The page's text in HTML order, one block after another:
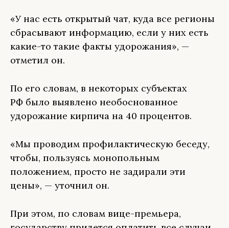
«У нас есть открытый чат, куда все регионы
сбрасывают информацию, если у них есть
какие-то такие факты удорожания», —
отметил он.
По его словам, в некоторых субъектах
РФ было выявлено необоснованное
удорожание кирпича на 40 процентов.
«Мы проводим профилактическую беседу,
чтобы, пользуясь монопольным
положением, просто не задирали эти
цены», — уточнил он.
При этом, по словам вице-премьера,